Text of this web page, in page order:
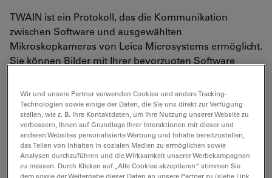
TWAIN ist ein Protokoll, das die Kommunikation
zwischen Software und ausgewählten
Mikroskopkameras von Leica Microsystems ermöglicht.
Sie können Bilder mit Ihrer bevorzugten Software
Nutzen Sie die TWAIN-Funktion Ihrer Kamera, um diese
zu steuern, Bilder zu erfassen und Bilddaten zur
Analyse und Archivierung an verschiedene
Speicherorte zu übertragen. Zum Beispiel können Sie
Bilder einfach in Ihrem Labor/Krankenhaus-
Informationsmanagementsystem (LIS/KIS/LIMS)
Wir und unsere Partner verwenden Cookies und andere Tracking-
Technologien sowie einige der Daten, die Sie uns direkt zur Verfügung
stellen, wie z. B. Ihre Kontaktdaten, um Ihre Nutzung unserer Website zu
verbessern, Ihnen auf Grundlage Ihrer Interaktionen mit dieser und
anderen Websites personalisierte Werbung und Inhalte bereitzustellen,
das Teilen von Inhalten in sozialen Medien zu ermöglichen sowie
Analysen durchzuführen und die Wirksamkeit unserer Werbekampagnen
zu messen. Durch Klicken auf „Alle Cookies akzeptieren“ stimmen Sie
dem sowie der Weitergabe dieser Daten an unsere Partner zu (siehe Link